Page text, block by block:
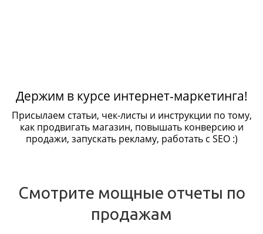
Держим в курсе интернет-маркетинга!
Присылаем статьи, чек-листы и инструкции по тому,
как продвигать магазин, повышать конверсию и
продажи, запускать рекламу, работать с SEO :)
Смотрите мощные отчеты по
продажам